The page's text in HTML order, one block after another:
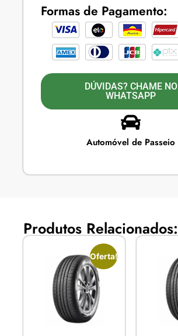
Formas de Pagamento:
DÚVIDAS? CHAME NO
WHATSAPP
Automóvel de Passeio
Produtos Relacionados:
Oferta!